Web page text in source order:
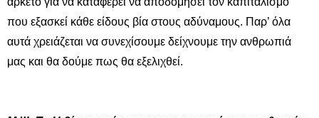
που εξασκεί κάθε είδους βία στους αδύναμους. Παρ’ όλα
αυτά χρειάζεται να συνεχίσουμε δείχνουμε την ανθρωπιά
μας και θα δούμε πως θα εξελιχθεί.